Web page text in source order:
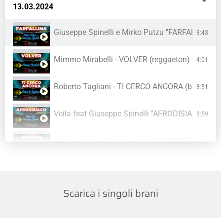
13.03.2024
Giuseppe Spinelli e Mirko Putzu "FARFALLINA"
3:43
Mimmo Mirabelli - VOLVER (reggaeton) Canale
4:01
Roberto Tagliani - TI CERCO ANCORA 3:51
Veila feat Giuseppe Spinelli "AFRODISIACO"
3:59
Valerio Bagnasco - ANDROMEDA (concert
Scarica i singoli brani